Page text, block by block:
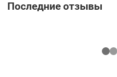
Последние отзывы